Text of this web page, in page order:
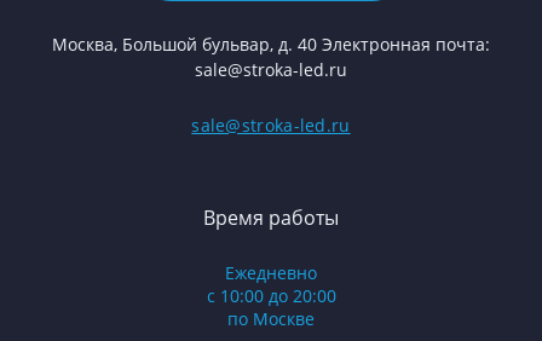
Москва, Большой бульвар, д. 40 Электронная почта:
sale@stroka-led.ru
sale@stroka-led.ru
Время работы
Ежедневно
с 10:00 до 20:00
по Москве